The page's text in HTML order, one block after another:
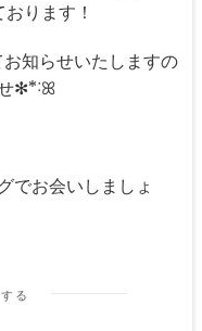
ります！
知らせいたしますの
✻*˸ꕤ
でお会いしましょ
る